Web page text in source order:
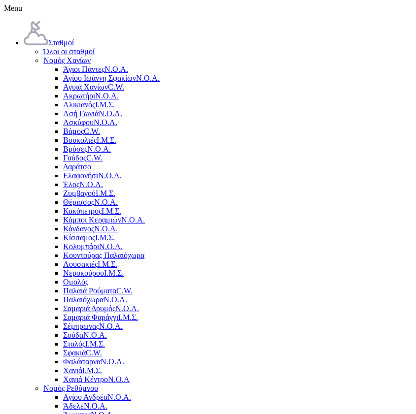
Menu
Σταθμοί
Όλοι οι σταθμοί
Νομός Χανίων
Άγιοι ΠάντεςΝ.Ο.Α.
Αγίου Ιωάννη ΣφακίωνΝ.Ο.Α.
Αγυιά ΧανίωνC.W.
ΑκρωτήριΝ.Ο.Α.
ΑλικιανόςΙ.Μ.Σ.
Ασή ΓωνιάΝ.Ο.Α.
ΑσκύφουΝ.Ο.Α.
ΒάμοςC.W.
ΒουκολιέςΙ.Μ.Σ.
ΒρύσεςΝ.Ο.Α.
ΓαύδοςC.W.
Δαράτσο
ΕλαφονήσιΝ.Ο.Α.
ΈλοςΝ.Ο.Α.
ΖυμβαγούΙ.Μ.Σ.
ΘέρισσοςΝ.Ο.Α.
ΚακόπετροςΙ.Μ.Σ.
Κάμποι ΚεραμιώνΝ.Ο.Α.
ΚάνδανοςΝ.Ο.Α.
ΚίσσαμοςΙ.Μ.Σ.
ΚολυμπάριΝ.Ο.Α.
Κουντούρας Παλαιόχωρα
ΛουσακιέςΙ.Μ.Σ.
ΝεροκούρουΙ.Μ.Σ.
Ομαλός
Παλαιά ΡούματαC.W.
ΠαλαιόχωραΝ.Ο.Α.
Σαμαριά ΔρυμόςΝ.Ο.Α.
Σαμαριά ΦαράγγιΙ.Μ.Σ.
ΣέμπρωναςΝ.Ο.Α.
ΣούδαΝ.Ο.Α.
ΣταλόςΙ.Μ.Σ.
ΣφακιάC.W.
ΦαλάσαρναΝ.Ο.Α.
ΧανιάΙ.Μ.Σ.
Χανιά ΚέντροN.O.A
Νομός Ρεθύμνου
Αγίου ΑνδρέαΝ.Ο.Α.
ΆδελεΝ.Ο.Α.